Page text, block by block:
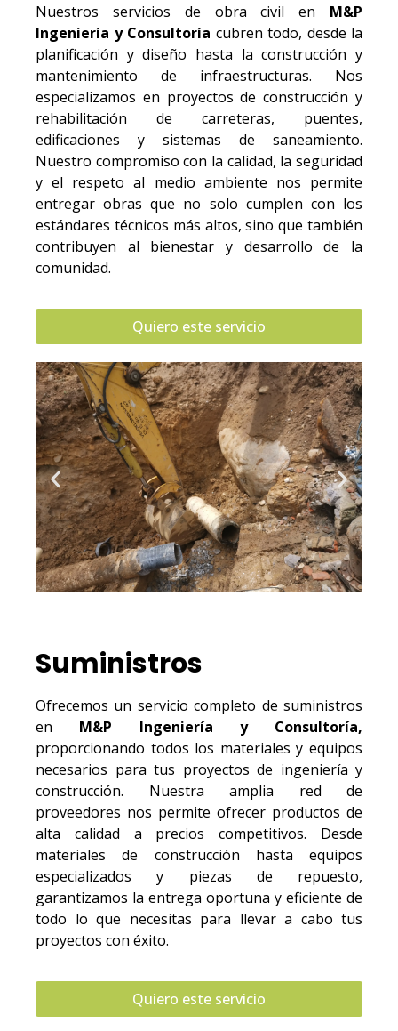
Nuestros servicios de obra civil en M&P
Ingeniería y Consultoría cubren todo, desde la
planificación y diseño hasta la construcción y
mantenimiento de infraestructuras. Nos
especializamos en proyectos de construcción y
rehabilitación de carreteras, puentes,
edificaciones y sistemas de saneamiento.
Nuestro compromiso con la calidad, la seguridad
y el respeto al medio ambiente nos permite
entregar obras que no solo cumplen con los
estándares técnicos más altos, sino que también
contribuyen al bienestar y desarrollo de la
comunidad.
Quiero este servicio
Suministros
Ofrecemos un servicio completo de suministros
en M&P Ingeniería y Consultoría,
proporcionando todos los materiales y equipos
necesarios para tus proyectos de ingeniería y
construcción. Nuestra amplia red de
proveedores nos permite ofrecer productos de
alta calidad a precios competitivos. Desde
materiales de construcción hasta equipos
especializados y piezas de repuesto,
garantizamos la entrega oportuna y eficiente de
todo lo que necesitas para llevar a cabo tus
proyectos con éxito.
Quiero este servicio